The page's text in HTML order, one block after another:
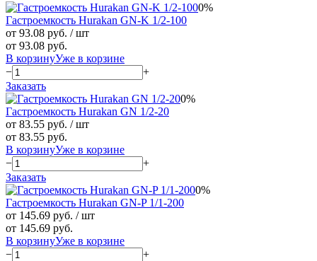
0%
Гастроемкость Hurakan GN-K 1/2-100
от 93.08 руб. / шт
от 93.08 руб.
В корзинуУже в корзине
−
+
Заказать
0%
Гастроемкость Hurakan GN 1/2-20
от 83.55 руб. / шт
от 83.55 руб.
В корзинуУже в корзине
−
+
Заказать
0%
Гастроемкость Hurakan GN-P 1/1-200
от 145.69 руб. / шт
от 145.69 руб.
В корзинуУже в корзине
−
+